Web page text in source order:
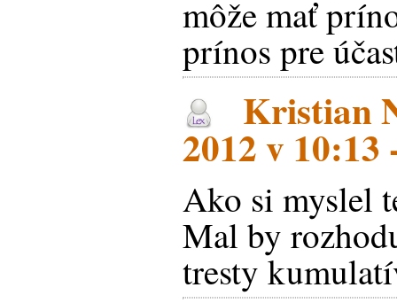
môže mať
prínos pre
Kristian
2012 v
Ako si myslel
Mal by
tresty